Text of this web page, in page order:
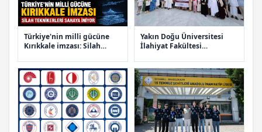
Türkiye'nin milli gücüne
Kırıkkale imzası: Silah
Yakın Doğu Üniversitesi
İlahiyat Fakültesi
eğitimi aldı